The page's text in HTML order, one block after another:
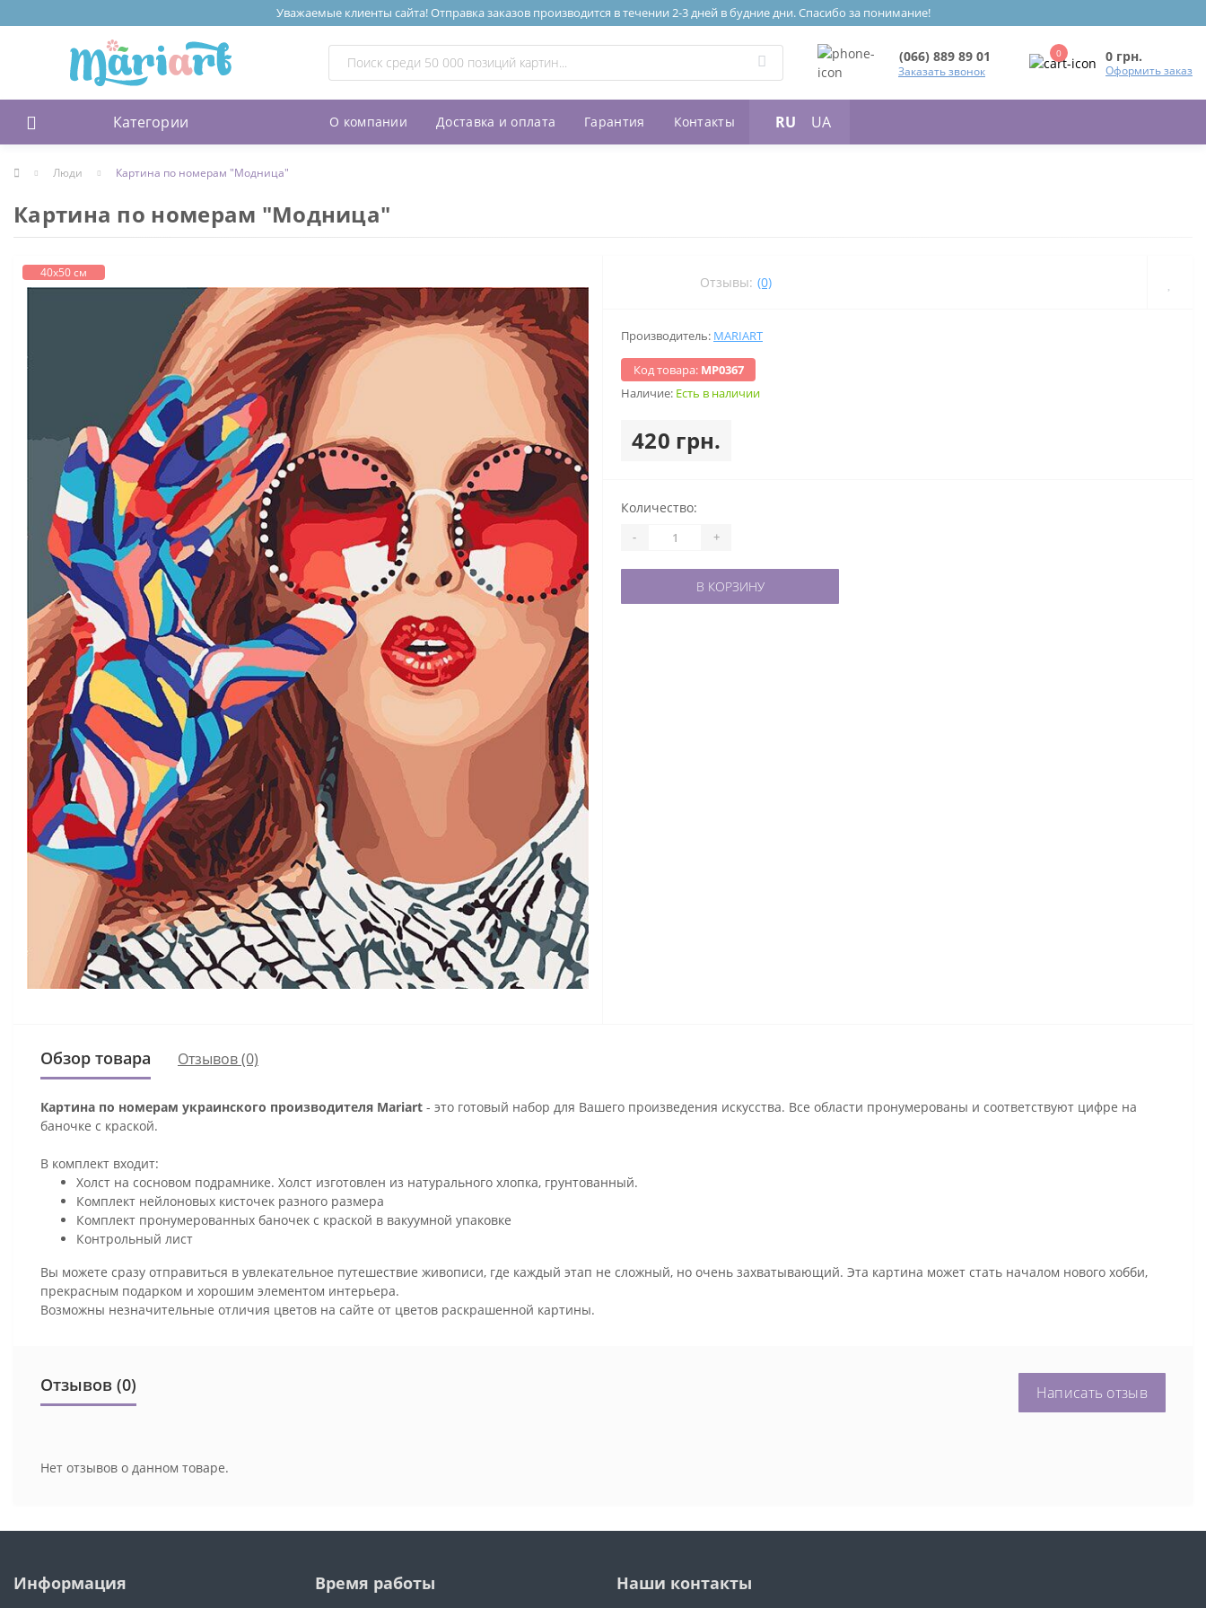
Уважаемые клиенты сайта! Отправка заказов производится в течении 2-3 дней в будние дни. Спасибо за понимание!
(066) 889 89 01
Заказать звонок
0 0 грн.
Оформить заказ
Категории О компании Доставка и оплата Гарантия Контакты RU UA
Люди Картина по номерам "Модница"
Картина по номерам "Модница"
40х50 см
Отзывы: (0)
Производитель: MARIART
Код товара: МР0367
Наличие: Есть в наличии
420 грн.
Количество:
- +
В КОРЗИНУ
Обзор товара Отзывов (0)
Картина по номерам украинского производителя Mariart - это готовый набор для Вашего произведения искусства. Все области пронумерованы и соответствуют цифре на
баночке с краской.
В комплект входит:
Холст на сосновом подрамнике. Холст изготовлен из натурального хлопка, грунтованный.
Комплект нейлоновых кисточек разного размера
Комплект пронумерованных баночек с краской в вакуумной упаковке
Контрольный лист
Вы можете сразу отправиться в увлекательное путешествие живописи, где каждый этап не сложный, но очень захватывающий. Эта картина может стать началом нового хобби,
прекрасным подарком и хорошим элементом интерьера.
Возможны незначительные отличия цветов на сайте от цветов раскрашенной картины.
Отзывов (0) Написать отзыв
Нет отзывов о данном товаре.
Информация Время работы Наши контакты